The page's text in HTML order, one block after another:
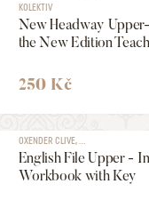
KOLEKTIV
New Headway
the New Edition
250 Kč
OXENDER CLIVE, ...
English File Upper -
Workbook with Key